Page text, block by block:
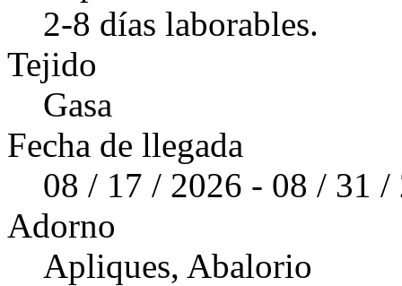
2-8 días laborables.
Tejido
Gasa
Fecha de llegada
08 / 17 / 2026 - 08 / 31 /
Adorno
Apliques, Abalorio